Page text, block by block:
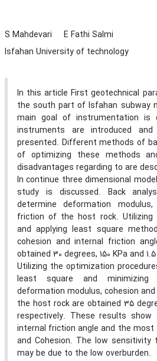
S Mahdevari
E Fathi Salmi
Isfahan University of technology
In this article First geotechnical
the south part of Isfahan subway
main goal of instrumentation is
instruments are introduced
presented. Different methods of
of optimizing these methods
disadvantages regarding to are
In continue three dimensional
study is discussed. Back
determine deformation
friction of the host rock. Utilizing
and applying least square
cohesion and internal friction
obtained 30 degrees, 150 KPa and
Utilizing the optimization
least square and minimizing
deformation modulus, cohesion
the host rock are obtained 35
respectively. These results
internal friction angle and the
and Cohesion. The low
may be due to the low overburden.